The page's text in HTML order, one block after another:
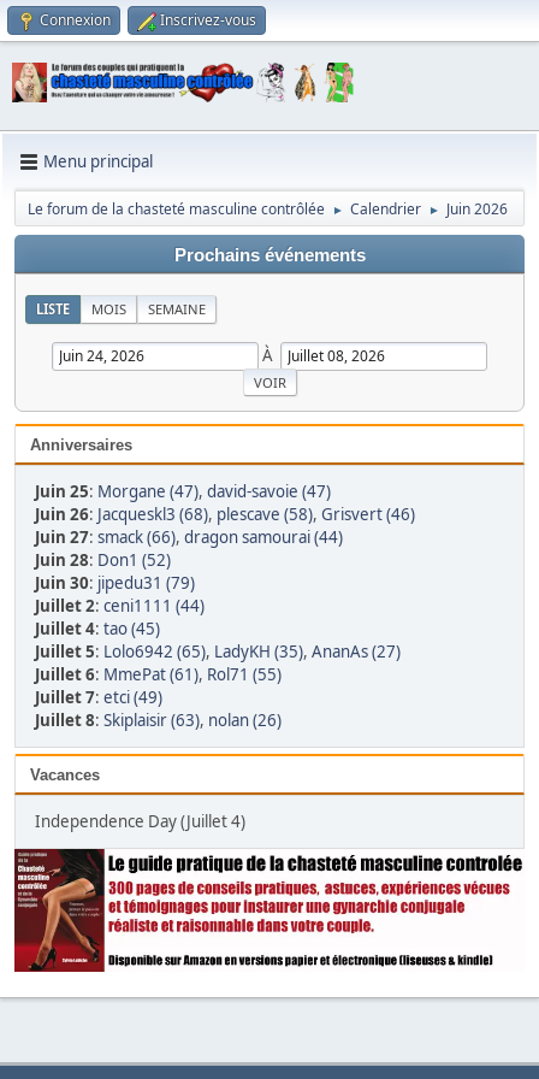
Connexion Inscrivez-vous
Menu principal
Le forum de la chasteté masculine contrôlée ► Calendrier ► Juin 2026
Prochains événements
LISTE MOIS SEMAINE
À
Anniversaires
Juin 25: Morgane (47), david-savoie (47)
Juin 26: Jacqueskl3 (68), plescave (58), Grisvert (46)
Juin 27: smack (66), dragon samourai (44)
Juin 28: Don1 (52)
Juin 30: jipedu31 (79)
Juillet 2: ceni1111 (44)
Juillet 4: tao (45)
Juillet 5: Lolo6942 (65), LadyKH (35), AnanAs (27)
Juillet 6: MmePat (61), Rol71 (55)
Juillet 7: etci (49)
Juillet 8: Skiplaisir (63), nolan (26)
Vacances
Independence Day (Juillet 4)